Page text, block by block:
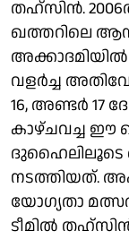
തഹ്‌സിൻ.
ഖത്തറിലെ
അക്കാദമിയിൽ
വളർച്ച
16, അണ്ടർ 17
കാഴ്ചവച്ച ഈ
ദുഹൈലിലൂടെ
നടത്തിയത്.
യോഗ്യതാ
ടീമിൽ